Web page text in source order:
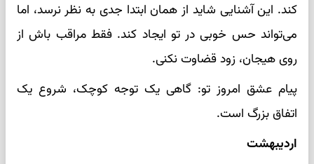
کند. این آشنایی شاید از همان ابتدا جدی به نظر نرسد، اما
می‌تواند حس خوبی در تو ایجاد کند. فقط مراقب باش از
روی هیجان، زود قضاوت نکنی.
پیام عشق امروز تو: گاهی یک توجه کوچک، شروع یک
اتفاق بزرگ است.
اردیبهشت